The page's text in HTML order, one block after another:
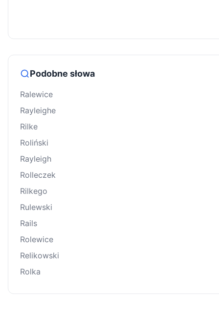
Podobne słowa
Ralewice
Rayleighe
Rilke
Roliński
Rayleigh
Rolleczek
Rilkego
Rulewski
Rails
Rolewice
Relikowski
Rolka